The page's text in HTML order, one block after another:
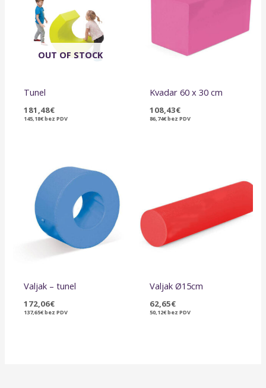
OUT OF STOCK
Tunel
181,48€
145,18€bez PDV
Kvadar 60 x 30 cm
108,43€
86,74€bez PDV
Valjak – tunel
172,06€
137,65€bez PDV
Valjak Ø15cm
62,65€
50,12€bez PDV